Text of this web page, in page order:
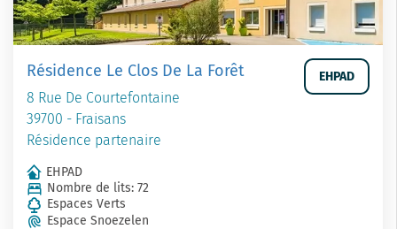
Résidence Le Clos De La Forêt
8 Rue De Courtefontaine
39700 - Fraisans
Résidence partenaire
EHPAD
EHPAD
Nombre de lits: 72
Espaces Verts
Espace Snoezelen